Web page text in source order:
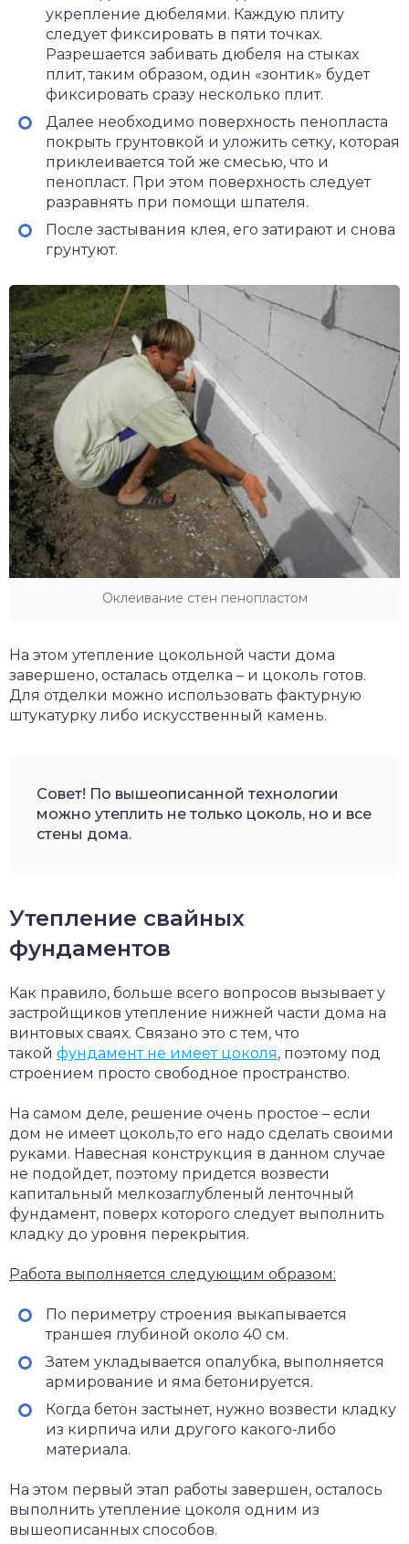
укрепление дюбелями. Каждую плиту
следует фиксировать в пяти точках.
Разрешается забивать дюбеля на стыках
плит, таким образом, один «зонтик» будет
фиксировать сразу несколько плит.
Далее необходимо поверхность пенопласта
покрыть грунтовкой и уложить сетку, которая
приклеивается той же смесью, что и
пенопласт. При этом поверхность следует
разравнять при помощи шпателя.
После застывания клея, его затирают и снова
грунтуют.
Оклеивание стен пенопластом
На этом утепление цокольной части дома
завершено, осталась отделка – и цоколь готов.
Для отделки можно использовать фактурную
штукатурку либо искусственный камень.
Совет! По вышеописанной технологии
можно утеплить не только цоколь, но и все
стены дома.
Утепление свайных
фундаментов
Как правило, больше всего вопросов вызывает у
застройщиков утепление нижней части дома на
винтовых сваях. Связано это с тем, что
такой фундамент не имеет цоколя, поэтому под
строением просто свободное пространство.
На самом деле, решение очень простое – если
дом не имеет цоколь,то его надо сделать своими
руками. Навесная конструкция в данном случае
не подойдет, поэтому придется возвести
капитальный мелкозаглубленый ленточный
фундамент, поверх которого следует выполнить
кладку до уровня перекрытия.
Работа выполняется следующим образом:
По периметру строения выкапывается
траншея глубиной около 40 см.
Затем укладывается опалубка, выполняется
армирование и яма бетонируется.
Когда бетон застынет, нужно возвести кладку
из кирпича или другого какого-либо
материала.
На этом первый этап работы завершен, осталось
выполнить утепление цоколя одним из
вышеописанных способов.